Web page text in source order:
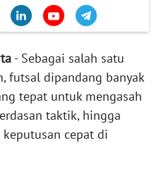
- Sebagai salah satu
futsal dipandang banyak
tepat untuk mengasah
taktik, hingga
cepat di